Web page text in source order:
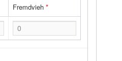
Fremdvieh*